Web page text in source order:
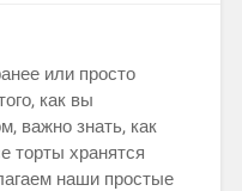
или просто
как вы
важно знать, как
торты хранятся
наши простые